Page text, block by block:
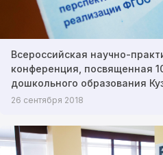
Всероссийская научно-
конференция, посвященная
дошкольного образования
26 сентября 2018